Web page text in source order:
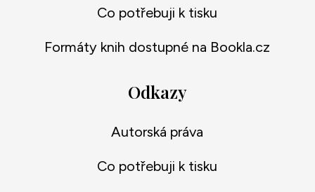
Co potřebuji k tisku
Formáty knih dostupné na Bookla.cz
Odkazy
Autorská práva
Co potřebuji k tisku